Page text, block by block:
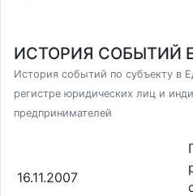
ИСТОРИЯ СОБЫТИЙ
История событий по субъекту в
регистре юридических лиц и
предпринимателей
16.11.2007